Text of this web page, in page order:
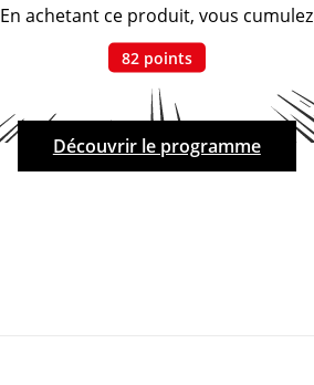
En achetant ce produit, vous cumulez
82 points
Découvrir le programme